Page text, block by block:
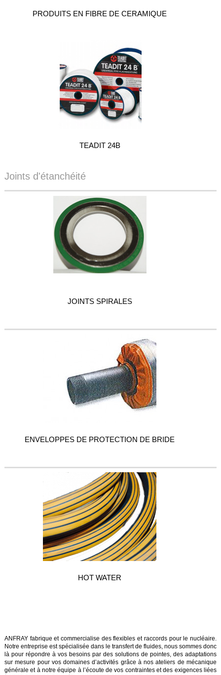
PRODUITS EN FIBRE DE CERAMIQUE
TEADIT 24B
Joints d'étanchéité
JOINTS SPIRALES
ENVELOPPES DE PROTECTION DE BRIDE
HOT WATER
ANFRAY fabrique et commercialise des flexibles et raccords pour le nucléaire.
Notre entreprise est spécialisée dans le transfert de fluides, nous sommes donc
là pour répondre à vos besoins par des solutions de pointes, des adaptations
sur mesure pour vos domaines d’activités grâce à nos ateliers de mécanique
générale et à notre équipe à l’écoute de vos contraintes et des exigences liées